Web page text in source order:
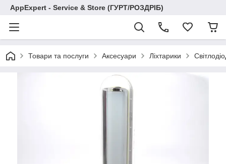
AppExpert - Service & Store (ГУРТ/РОЗДРІБ)
Товари та послуги Аксесуари Ліхтарики